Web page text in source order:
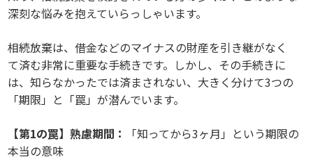
深刻な悩みを抱えていらっしゃいます。
相続放棄は、借金などのマイナスの財産を引き継がなく
て済む非常に重要な手続きです。しかし、その手続きに
は、知らなかったでは済まされない、大きく分けて3つの
「期限」と「罠」が潜んでいます。
【第1の罠】熟慮期間：
「知ってから3ヶ月」という期限の
本当の意味